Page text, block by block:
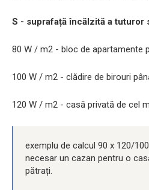
S - suprafață încălzită a tuturor
80 W / m2 - bloc de apartamente
100 W / m2 - clădire de birouri
120 W / m2 - casă privată de cel
exemplu de calcul 90 x 120/
necesar un cazan pentru o
pătrați.